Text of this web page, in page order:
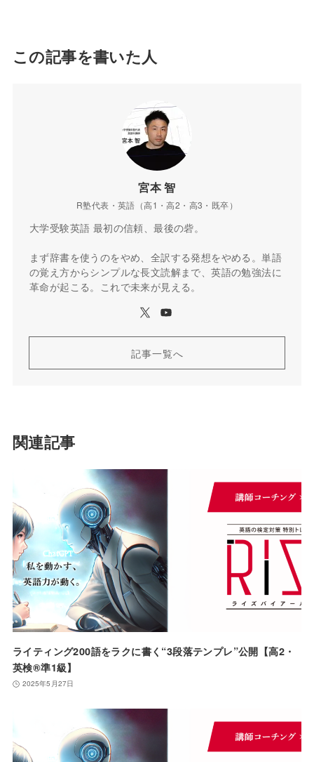
この記事を書いた人
宮本 智
R塾代表・英語（高1・高2・高3・既卒）
大学受験英語 最初の信頼、最後の砦。
まず辞書を使うのをやめ、全訳する発想をやめる。単語
の覚え方からシンプルな長文読解まで、英語の勉強法に
革命が起こる。これで未来が見える。
記事一覧へ
関連記事
ライティング200語をラクに書く“3段落テンプレ”公開【高2・
英検®️準1級】
2025年5月27日